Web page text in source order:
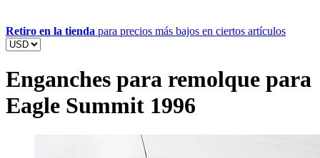
Retiro en la tienda para precios más bajos en ciertos artículos
Enganches para remolque para
Eagle Summit 1996